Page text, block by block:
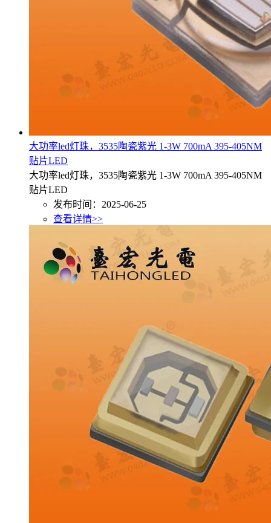
大功率led灯珠，3535陶瓷紫光 1-3W 700mA 395-405NM
贴片LED
大功率led灯珠，3535陶瓷紫光 1-3W 700mA 395-405NM
贴片LED
发布时间：2025-06-25
查看详情>>